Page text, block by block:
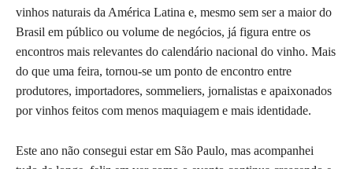
vinhos naturais da América Latina e, mesmo sem ser a maior do
Brasil em público ou volume de negócios, já figura entre os
encontros mais relevantes do calendário nacional do vinho. Mais
do que uma feira, tornou-se um ponto de encontro entre
produtores, importadores, sommeliers, jornalistas e apaixonados
por vinhos feitos com menos maquiagem e mais identidade.
Este ano não consegui estar em São Paulo, mas acompanhei